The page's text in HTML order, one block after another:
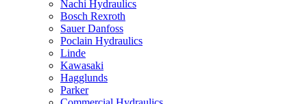
Nachi Hydraulics
Bosch Rexroth
Sauer Danfoss
Poclain Hydraulics
Linde
Kawasaki
Hagglunds
Parker